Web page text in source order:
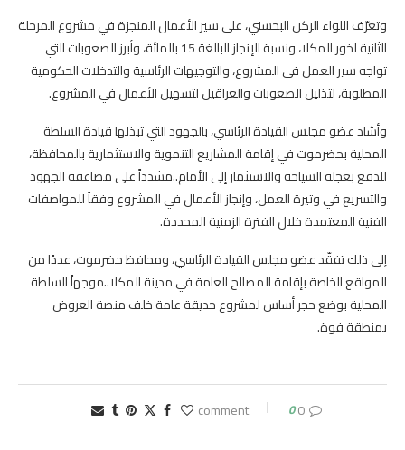
وتعرّف اللواء الركن البحسني، على سير الأعمال المنجزة في مشروع المرحلة
الثانية لخور المكلا، ونسبة الإنجاز البالغة 15 بالمائة، وأبرز الصعوبات التي
تواجه سير العمل في المشروع، والتوجيهات الرئاسية والتدخلات الحكومية
المطلوبة، لتذليل الصعوبات والعراقيل لتسهيل الأعمال في المشروع.
وأشاد عضو مجلس القيادة الرئاسي، بالجهود التي تبذلها قيادة السلطة
المحلية بحضرموت في إقامة المشاريع التنموية والاستثمارية بالمحافظة،
للدفع بعجلة السياحة والاستثمار إلى الأمام..مشدداً على مضاعفة الجهود
والتسريع في وتيرة العمل، وإنجاز الأعمال في المشروع وفقاً للمواصفات
الفنية المعتمدة خلال الفترة الزمنية المحددة.
إلى ذلك تفقّد عضو مجلس القيادة الرئاسي، ومحافظ حضرموت، عددًا من
المواقع الخاصة بإقامة المصالح العامة في مدينة المكلا..موجهاً السلطة
المحلية بوضع حجر أساس لمشروع حديقة عامة خلف منصة العروض
بمنطقة فوة.
0 comment
0